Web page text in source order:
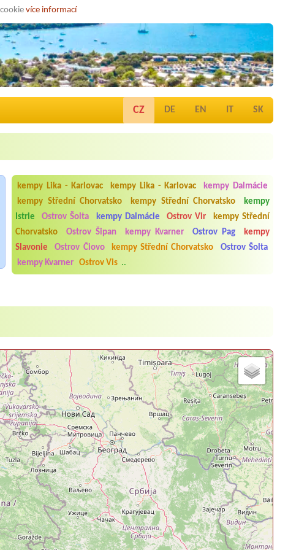
více informací
CZ DE EN IT SK
kempy Lika - Karlovac kempy Lika - Karlovac
kempy Dalmácie
kempy Střední Chorvatsko
kempy Střední Chorvatsko
kempy
Istrie
Ostrov Šolta kempy Dalmácie Ostrov Vir
kempy Střední
Chorvatsko
Ostrov Šipan kempy Kvarner Ostrov Pag
kempy
Slavonie
Ostrov Čiovo kempy Střední Chorvatsko
Ostrov Šolta
kempy Kvarner
Ostrov Vis ..